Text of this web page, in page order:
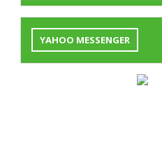
YAHOO MESSENGER